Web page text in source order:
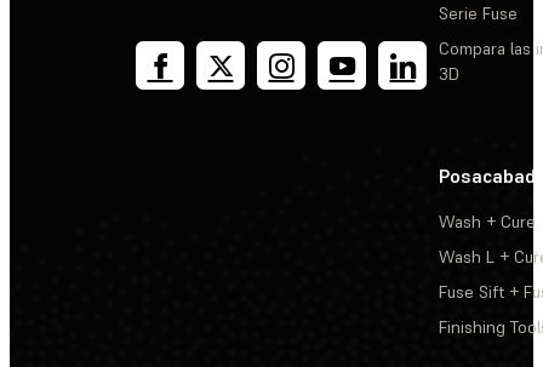
Serie Fuse
Compara las
3D
Wash + Cure
Wash L +
Fuse Sift +
Finishing